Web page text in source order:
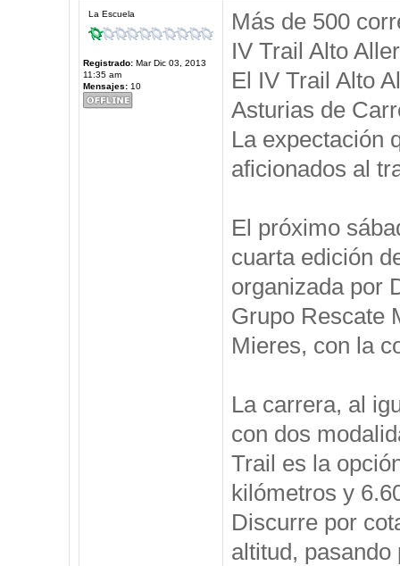
La Escuela
Registrado:Mar Dic 03, 2013
11:35 am
Mensajes:10
Más de 500
IV Trail Alto
El IV Trail Alto
Asturias de
La expectación
aficionados al
El próximo
cuarta edición
organizada por
Grupo Rescate
Mieres, con la
La carrera, al
con dos
Trail es la
kilómetros y
Discurre por
altitud,